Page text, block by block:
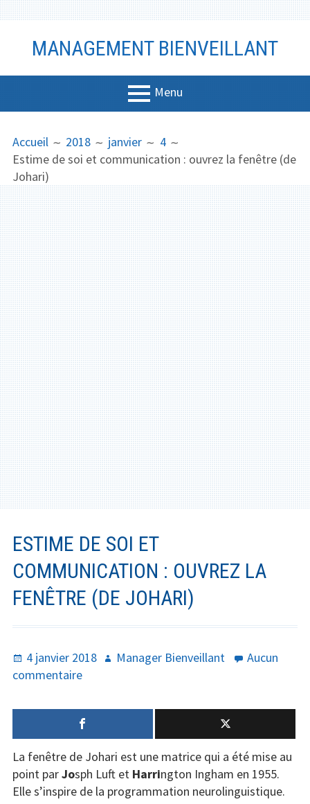
MANAGEMENT BIENVEILLANT
Menu
PRINCIPAL
Bien-être
Outils
D'ARIANE
Accueil 2018 janvier
4
Estime de soi et communication : ouvrez la fenêtre (de
Johari)
ESTIME DE SOI ET
COMMUNICATION : OUVREZ LA
FENÊTRE (DE JOHARI)
Publié
le
4 janvier 2018 Auteur
Manager Bienveillant
Aucun
commentairesur
de
soi
et
communication
:
ouvrez
La fenêtre de Johari est une matrice qui a été mise au
point parJosph Luft et Harrington Ingham en 1955.
Elle s’inspire de la programmation neurolinguistique.